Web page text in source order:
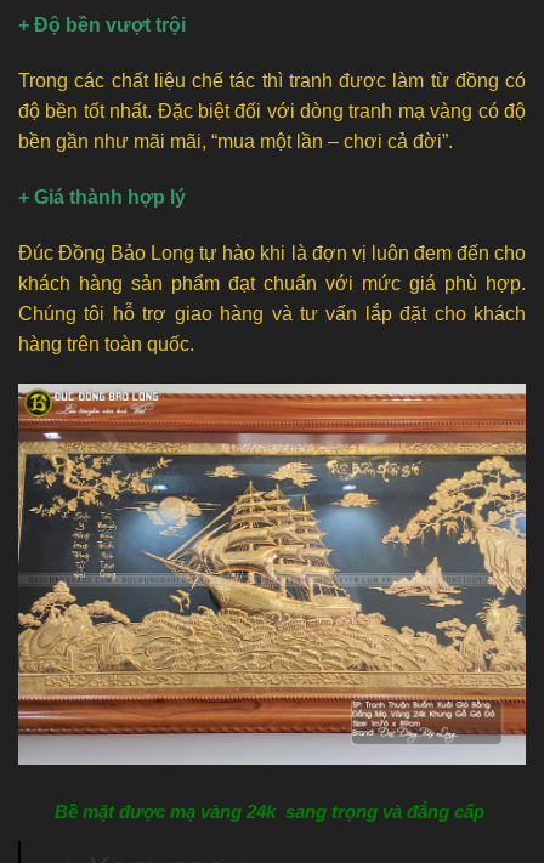
+ Độ bền vượt trội
Trong các chất liệu chế tác thì tranh được làm từ đồng có
độ bền tốt nhất. Đặc biệt đối với dòng tranh mạ vàng có độ
bền gần như mãi mãi, “mua một lần – chơi cả đời”.
+ Giá thành hợp lý
Đúc Đồng Bảo Long tự hào khi là đợn vị luôn đem đến cho
khách hàng sản phẩm đạt chuẩn với mức giá phù hợp.
Chúng tôi hỗ trợ giao hàng và tư vấn lắp đặt cho khách
hàng trên toàn quốc.
Bề mặt được mạ vàng 24k sang trọng và đẳng cấp